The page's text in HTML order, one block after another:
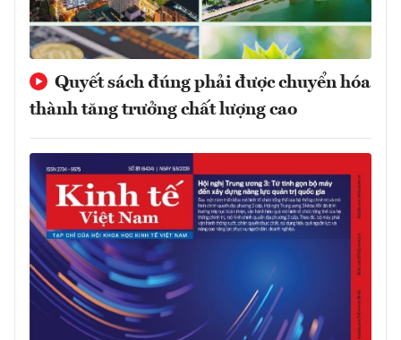
Quyết sách đúng phải được chuyển hóa
thành tăng trưởng chất lượng cao